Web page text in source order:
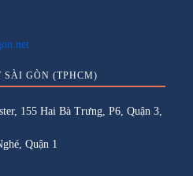
GÒN (TPHCM)
155 Hai Bà Trưng, P6, Quận 3,
Quận 1